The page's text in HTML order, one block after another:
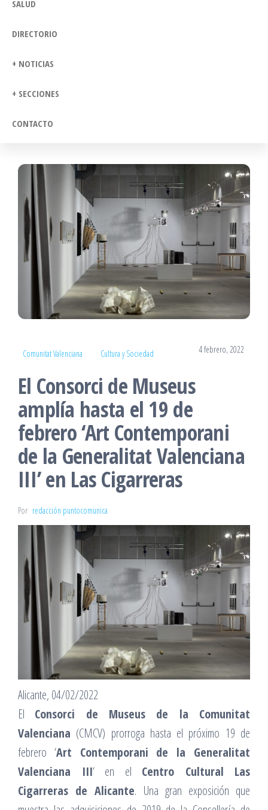
SALUD
DIRECTORIO
+ NOTICIAS
+ SECCIONES
CONTACTO
Comunitat Valenciana Cultura y Sociedad 4 febrero, 2022
El Consorci de Museus
amplía hasta el 19 de
febrero ‘Art Contemporani
de la Generalitat Valenciana
III’ en Las Cigarreras
Por redacción puntocomunica
Alicante, 04/02/2022
El Consorci de Museus de la Comunitat
Valenciana (CMCV) prorroga hasta el próximo 19 de
febrero ‘Art Contemporani de la Generalitat
Valenciana III‘ en el Centro Cultural Las
Cigarreras de Alicante. Una gran exposición que